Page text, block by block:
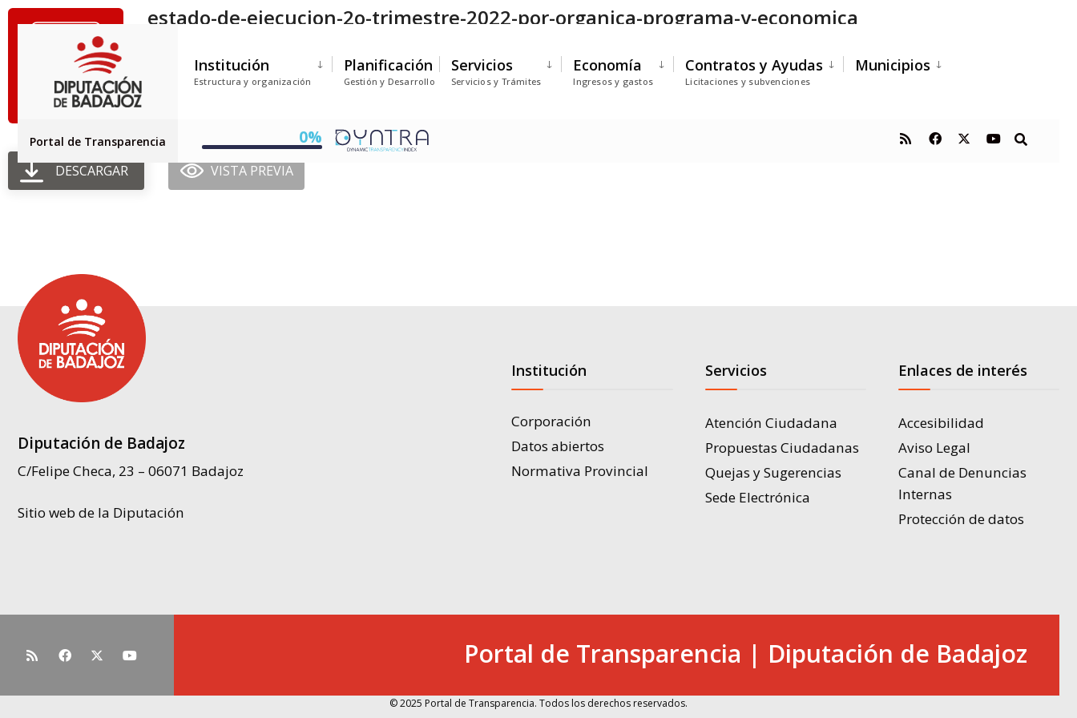
Institución
Estructura y organización
Planificación
Gestión y Desarrollo
Servicios
Servicios y Trámites
Economía
Ingresos y gastos
Contratos y Ayudas
Licitaciones y subvenciones
Municipios
Portal de Transparencia 0%
estado-de-ejecucion-2o-trimestre-2022-por-organica-programa-y-economica
Creado: 30-06-2025
Actualizado: 30-06-2025
DESCARGAR VISTA PREVIA
Diputación de Badajoz
C/Felipe Checa, 23 – 06071 Badajoz
Sitio web de la Diputación
Institución
Corporación
Datos abiertos
Normativa Provincial
Servicios
Atención Ciudadana
Propuestas Ciudadanas
Quejas y Sugerencias
Sede Electrónica
Enlaces de interés
Accesibilidad
Aviso Legal
Canal de Denuncias
Internas
Protección de datos
Portal de Transparencia | Diputación de Badajoz
© 2025 Portal de Transparencia. Todos los derechos reservados.